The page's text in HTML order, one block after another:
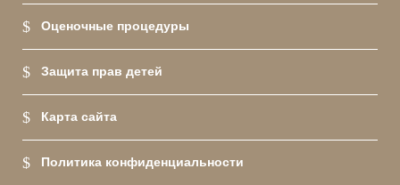
Оценочные процедуры
Защита прав детей
Карта сайта
Политика конфиденциальности